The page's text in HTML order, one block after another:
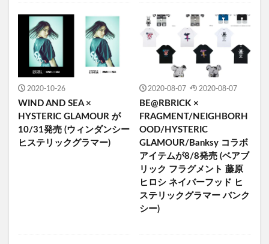
2020-10-26
WIND AND SEA ×
HYSTERIC GLAMOUR が
10/31発売 (ウィンダンシー
ヒステリックグラマー)
2020-08-07 2020-08-07
BE@RBRICK ×
FRAGMENT/NEIGHBORH
OOD/HYSTERIC
GLAMOUR/Banksy コラボ
アイテムが8/8発売 (ベアブ
リック フラグメント 藤原
ヒロシ ネイバーフッド ヒ
ステリックグラマー バンク
シー)